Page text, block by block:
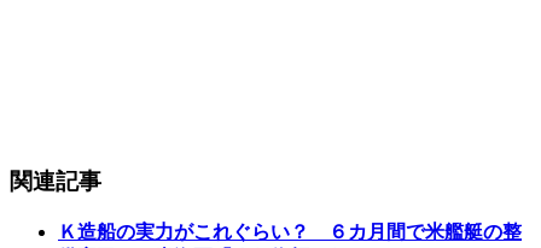
関連記事
Ｋ造船の実力がこれぐらい？ ６カ月間で米艦艇の整